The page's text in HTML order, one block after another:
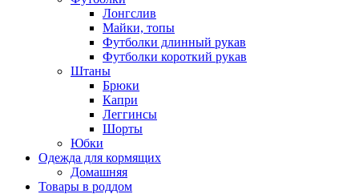
Лонгслив
Майки, топы
Футболки длинный рукав
Футболки короткий рукав
Штаны
Брюки
Капри
Леггинсы
Шорты
Юбки
Одежда для кормящих
Домашняя
Товары в роддом